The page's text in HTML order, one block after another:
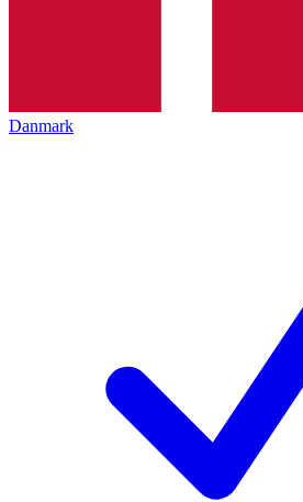
Danmark